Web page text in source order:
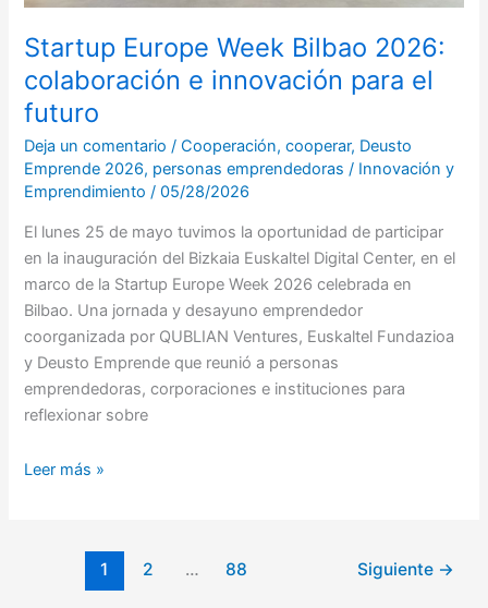
Startup Europe Week Bilbao 2026:
colaboración e innovación para el
futuro
Deja un comentario /Cooperación,cooperar, Deusto
Emprende 2026, personas emprendedoras / Innovación y
Emprendimiento/05/28/2026
El lunes 25 de mayo tuvimos la oportunidad de participar
en la inauguración del Bizkaia Euskaltel Digital Center, en el
marco de la Startup Europe Week 2026 celebrada en
Bilbao. Una jornada y desayuno emprendedor
coorganizada por QUBLIAN Ventures, Euskaltel Fundazioa
y Deusto Emprende que reunió a personas
emprendedoras, corporaciones e instituciones para
reflexionar sobre
Leer más »
1 2 … 88 Siguiente →